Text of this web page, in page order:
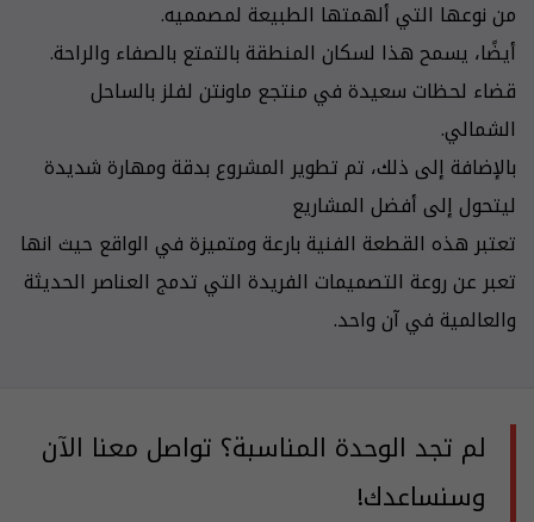
من نوعها التي ألهمتها الطبيعة لمصمميه.
أيضًا، يسمح هذا لسكان المنطقة بالتمتع بالصفاء والراحة.
قضاء لحظات سعيدة في منتجع ماونتن لفلز بالساحل
الشمالي.
بالإضافة إلى ذلك، تم تطوير المشروع بدقة ومهارة شديدة
ليتحول إلى أفضل المشاريع
تعتبر هذه القطعة الفنية بارعة ومتميزة في الواقع حيث انها
تعبر عن روعة التصميمات الفريدة التي تدمج العناصر الحديثة
والعالمية في آن واحد.
لم تجد الوحدة المناسبة؟ تواصل معنا الآن
وسنساعدك!